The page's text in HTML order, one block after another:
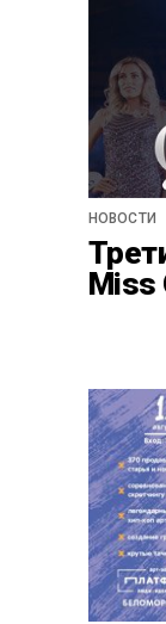
НОВОСТИ
Miss